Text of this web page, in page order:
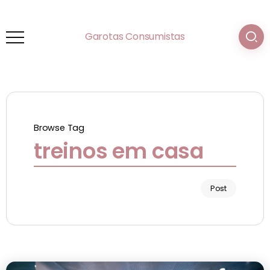
Garotas Consumistas
Browse Tag
treinos em casa
Post